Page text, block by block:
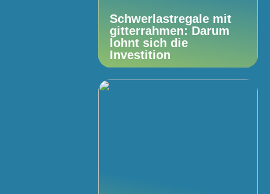
Schwerlastregale mit
gitterrahmen: Darum
lohnt sich die
Investition